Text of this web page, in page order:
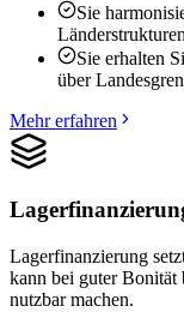
Sie
Länderstrukturen
Sie erhalten
über
Mehr erfahren
Lagerfinanzierung
kann bei guter Bonität
nutzbar machen.